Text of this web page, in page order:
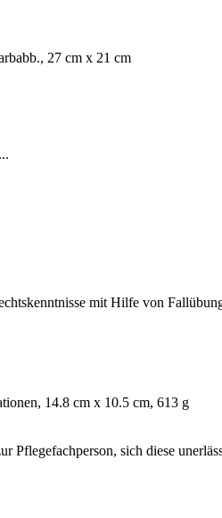
27 cm x 21 cm
mit Hilfe von
14.8 cm x 10.5 cm, 613 g
sich diese